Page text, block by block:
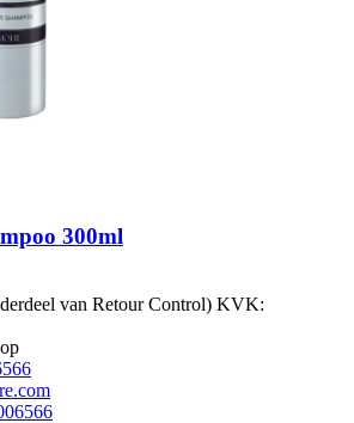
300ml
van Retour Control) KVK: